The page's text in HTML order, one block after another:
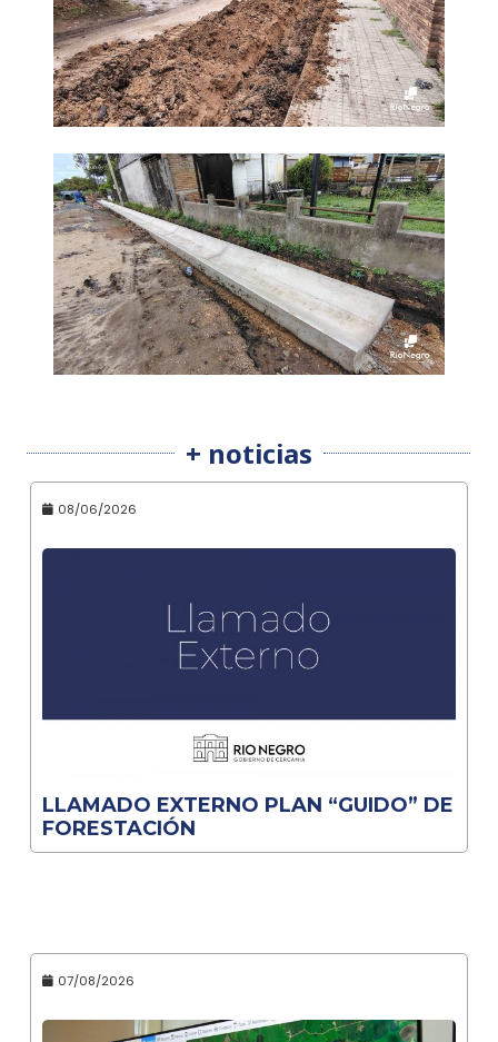
+ noticias
08/06/2026
LLAMADO EXTERNO PLAN “GUIDO” DE
FORESTACIÓN
07/08/2026